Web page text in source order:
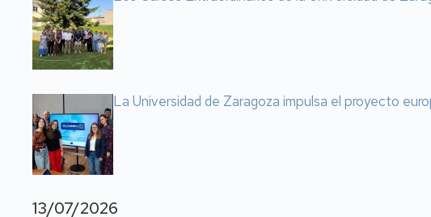
La Universidad de Zaragoza impulsa el proyecto
13/07/2026